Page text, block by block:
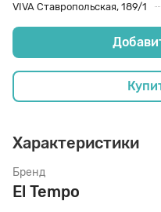
VIVA Ставропольская, 189/1
Характеристики
Бренд
El Tempo
Салфетки
Стельки
Шнурки